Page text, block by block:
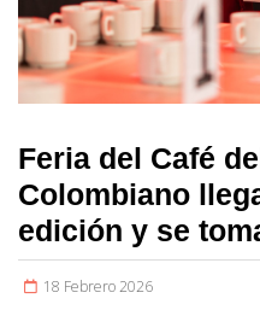
Feria del Café
Colombiano
edición y se
18 Febrero 2026